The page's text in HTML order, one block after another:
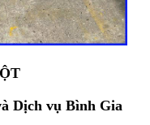
Dịch vụ Bình Gia